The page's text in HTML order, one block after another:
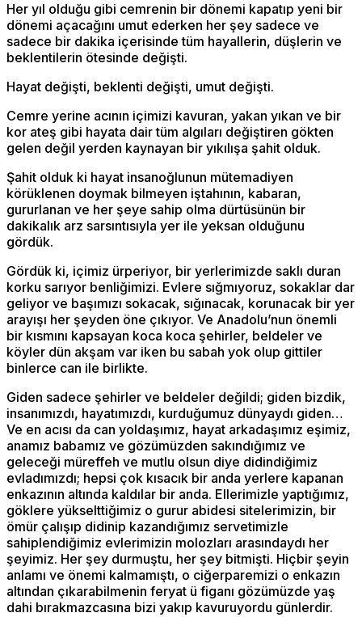
Her yıl olduğu gibi cemrenin bir dönemi kapatıp yeni bir
dönemi açacağını umut ederken her şey sadece ve
sadece bir dakika içerisinde tüm hayallerin, düşlerin ve
beklentilerin ötesinde değişti.
Hayat değişti, beklenti değişti, umut değişti.
Cemre yerine acının içimizi kavuran, yakan yıkan ve bir
kor ateş gibi hayata dair tüm algıları değiştiren gökten
gelen değil yerden kaynayan bir yıkılışa şahit olduk.
Şahit olduk ki hayat insanoğlunun mütemadiyen
körüklenen doymak bilmeyen iştahının, kabaran,
gururlanan ve her şeye sahip olma dürtüsünün bir
dakikalık arz sarsıntısıyla yer ile yeksan olduğunu
gördük.
Gördük ki, içimiz ürperiyor, bir yerlerimizde saklı duran
korku sarıyor benliğimizi. Evlere sığmıyoruz, sokaklar dar
geliyor ve başımızı sokacak, sığınacak, korunacak bir yer
arayışı her şeyden öne çıkıyor. Ve Anadolu’nun önemli
bir kısmını kapsayan koca koca şehirler, beldeler ve
köyler dün akşam var iken bu sabah yok olup gittiler
binlerce can ile birlikte.
Giden sadece şehirler ve beldeler değildi; giden bizdik,
insanımızdı, hayatımızdı, kurduğumuz dünyaydı giden…
Ve en acısı da can yoldaşımız, hayat arkadaşımız eşimiz,
anamız babamız ve gözümüzden sakındığımız ve
geleceği müreffeh ve mutlu olsun diye didindiğimiz
evladımızdı; hepsi çok kısacık bir anda yerlere kapanan
enkazının altında kaldılar bir anda. Ellerimizle yaptığımız,
göklere yükselttiğimiz o gurur abidesi sitelerimizin, bir
ömür çalışıp didinip kazandığımız servetimizle
sahiplendiğimiz evlerimizin molozları arasındaydı her
şeyimiz. Her şey durmuştu, her şey bitmişti. Hiçbir şeyin
anlamı ve önemi kalmamıştı, o ciğerparemizi o enkazın
altından çıkarabilmenin feryat ü figanı gözümüzde yaş
dahi bırakmazcasına bizi yakıp kavuruyordu günlerdir.